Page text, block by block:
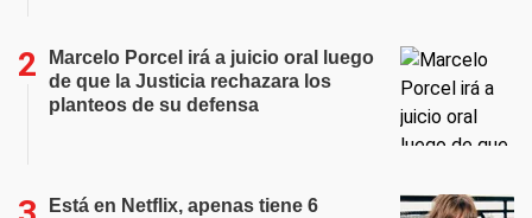
Marcelo Porcel irá a juicio oral luego
de que la Justicia rechazara los
planteos de su defensa
Está en Netflix, apenas tiene 6